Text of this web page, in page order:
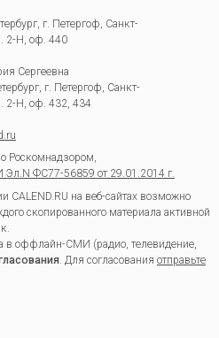
г. Петергоф, Санкт-
2-Н, оф. 440
Сергеевна
г. Петергоф Санкт-
2-Н, оф. 432, 434
Роскомнадзором,
Эл.N ФС77-56859 от 29.01.2014 г.
на веб-сайтах возможно
скопированного материала активной
в оффлайн-СМИ (радио, телевидение,
. Для согласования отправьте